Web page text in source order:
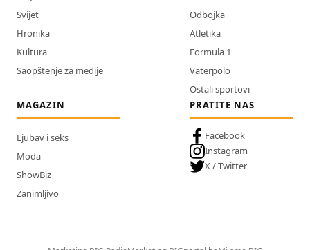
Svijet
Hronika
Kultura
Saopštenje za medije
Odbojka
Atletika
Formula 1
Vaterpolo
Ostali sportovi
MAGAZIN
Ljubav i seks
Moda
ShowBiz
Zanimljivo
PRATITE NAS
Facebook
Instagram
X / Twitter